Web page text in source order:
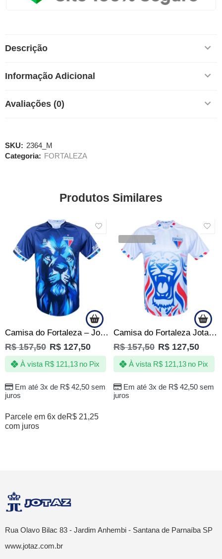
Descrição
Informação Adicional
Avaliações (0)
SKU: 2364_M
Categoria: FORTALEZA
Produtos Similares
Camisa do Fortaleza – Jotaz – Leão Celeste – Masculino
R$157,50 R$ 127,50
Em até 3x de R$42,50sem
juros
À vista R$121,13 no Pix
Parcele em 6x deR$ 21,25
com juros
Camisa do Fortaleza Jotaz – Leão Tricolor -Masculino
R$157,50 R$ 127,50
Em até 3x de R$42,50sem
juros
À vista R$121,13 no Pix
Rua Olavo Bilac 83 - Jardim Anhembi - Santana de Parnaíba SP
www.jotaz.com.br